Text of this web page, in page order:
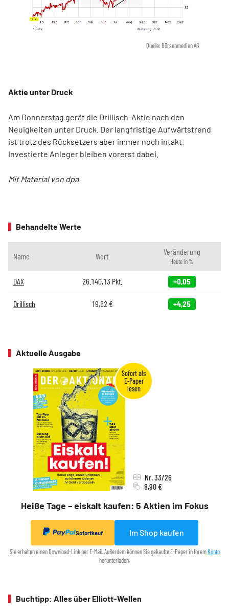
Quelle: Börsenmedien AG
Aktie unter Druck
Am Donnerstag gerät die Drillisch-Aktie nach den
Neuigkeiten unter Druck. Der langfristige Aufwärtstrend
ist trotz des Rücksetzers aber immer noch intakt.
Investierte Anleger bleiben vorerst dabei.
Mit Material von dpa
Behandelte Werte
Name Wert Veränderung
Heute in %
DAX 26.140,13 Pkt. +0,05
Drillisch 19,62 € +4,25
Aktuelle Ausgabe
Heiße Tage – eiskalt kaufen: 5 Aktien im Fokus
Nr. 33/26
8,90 €
Sofortkauf Im Shop kaufen
Sie erhalten einen Download-Link per E-Mail. Außerdem können Sie gekaufte E-Paper in Ihrem Konto
herunterladen.
Buchtipp: Alles über Elliott-Wellen